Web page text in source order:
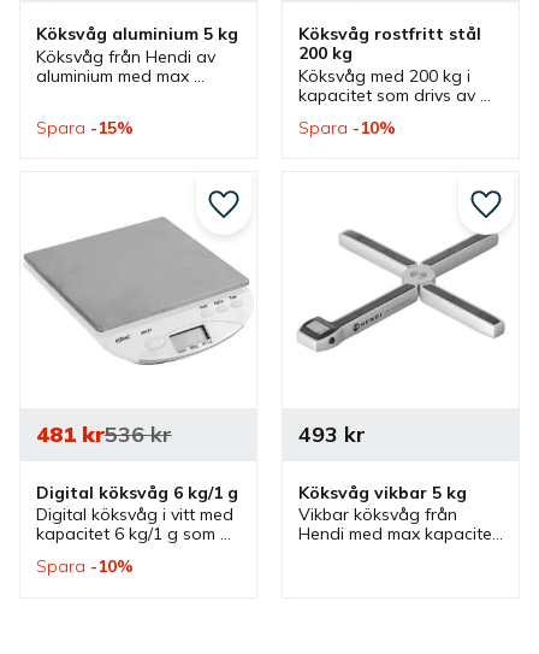
Köksvåg aluminium 5 kg
Köksvåg från Hendi av
aluminium med max
batterier och som passar
Spara 15%
Köksvåg rostfritt stål
200 kg
Köksvåg med 200 kg i
kapacitet som drivs av
kabel. En köksvåg som
Spara 10%
Digital köksvåg 6 kg/1 g
Digital köksvåg i vitt med
kapacitet 6 kg/1 g som
med rostfri topp som
481kr536kr
Spara 10%
Lägg till i favoriter
Köksvåg vikbar 5 kg
Vikbar köksvåg från
Hendi med max kapacitet
493 kr
Lägg